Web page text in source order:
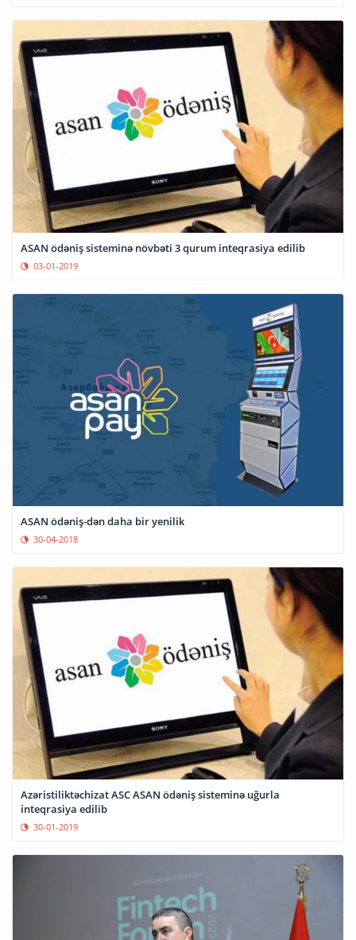
ASAN ödəniş sisteminə növbəti 3 qurum inteqrasiya edilib
03-01-2019
ASAN ödəniş-dən daha bir yenilik
30-04-2018
Azəristiliktəchizat ASC ASAN ödəniş sisteminə uğurla
inteqrasiya edilib
30-01-2019